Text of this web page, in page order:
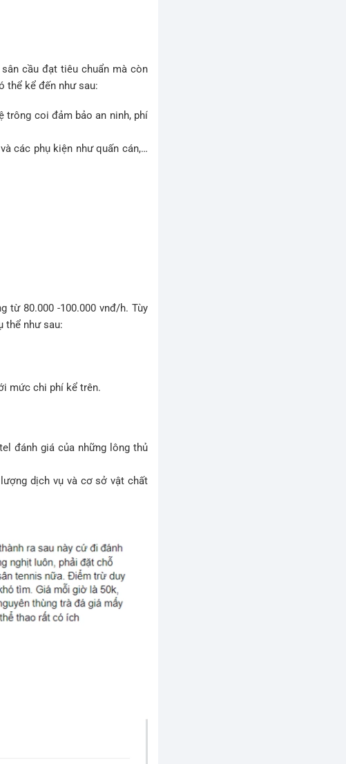
cầu đạt tiêu chuẩn mà còn
thể kể đến như sau:
trông coi đảm bảo an ninh, phí
các phụ kiện như quấn cán,…
từ 80.000 -100.000 vnđ/h. Tùy
thể như sau:
mức chi phí kể trên.
đánh giá của những lông thủ
dịch vụ và cơ sở vật chất